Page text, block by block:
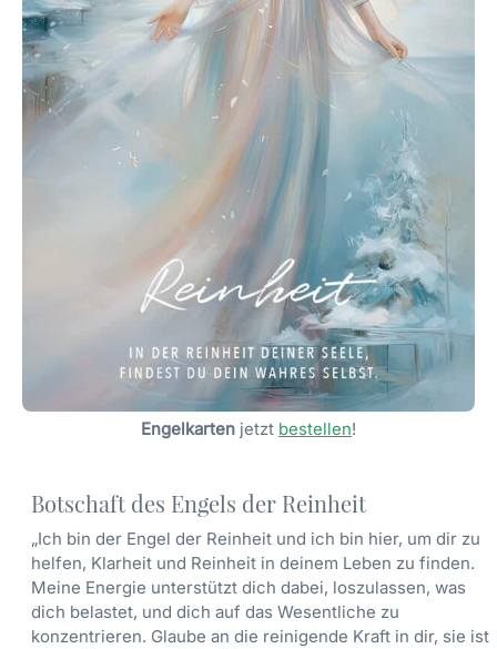
Engelkarten jetzt bestellen!
Botschaft des Engels der Reinheit
„Ich bin der Engel der Reinheit und ich bin hier, um dir zu
helfen, Klarheit und Reinheit in deinem Leben zu finden.
Meine Energie unterstützt dich dabei, loszulassen, was
dich belastet, und dich auf das Wesentliche zu
konzentrieren. Glaube an die reinigende Kraft in dir, sie ist